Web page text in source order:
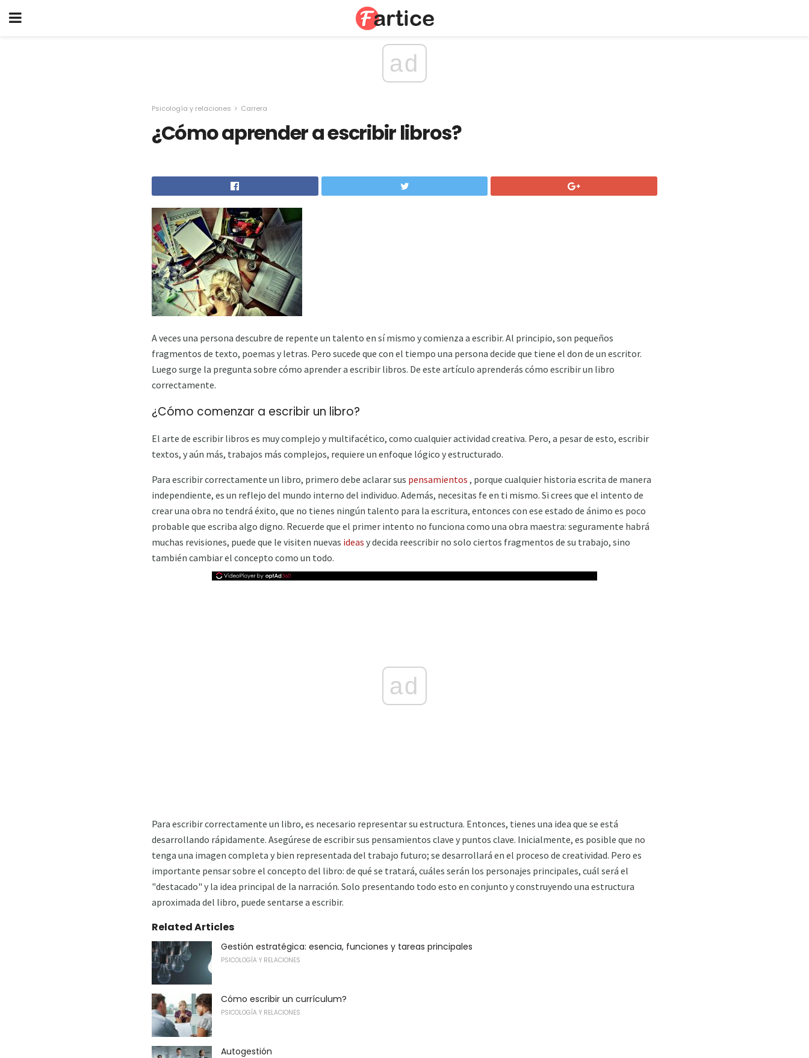
ad
Psicología y relaciones Carrera
¿Cómo aprender a escribir libros?
A veces una persona descubre de repente un talento en sí mismo y comienza a escribir. Al principio, son pequeños
fragmentos de texto, poemas y letras. Pero sucede que con el tiempo una persona decide que tiene el don de un escritor.
Luego surge la pregunta sobre cómo aprender a escribir libros. De este artículo aprenderás cómo escribir un libro
correctamente.
¿Cómo comenzar a escribir un libro?
El arte de escribir libros es muy complejo y multifacético, como cualquier actividad creativa. Pero, a pesar de esto, escribir
textos, y aún más, trabajos más complejos, requiere un enfoque lógico y estructurado.
Para escribir correctamente un libro, primero debe aclarar sus pensamientos , porque cualquier historia escrita de manera
independiente, es un reflejo del mundo interno del individuo. Además, necesitas fe en ti mismo. Si crees que el intento de
crear una obra no tendrá éxito, que no tienes ningún talento para la escritura, entonces con ese estado de ánimo es poco
probable que escriba algo digno. Recuerde que el primer intento no funciona como una obra maestra: seguramente habrá
muchas revisiones, puede que le visiten nuevas ideas y decida reescribir no solo ciertos fragmentos de su trabajo, sino
también cambiar el concepto como un todo.
ad
Para escribir correctamente un libro, es necesario representar su estructura. Entonces, tienes una idea que se está
desarrollando rápidamente. Asegúrese de escribir sus pensamientos clave y puntos clave. Inicialmente, es posible que no
tenga una imagen completa y bien representada del trabajo futuro; se desarrollará en el proceso de creatividad. Pero es
importante pensar sobre el concepto del libro: de qué se tratará, cuáles serán los personajes principales, cuál será el
"destacado" y la idea principal de la narración. Solo presentando todo esto en conjunto y construyendo una estructura
aproximada del libro, puede sentarse a escribir.
Related Articles
Gestión estratégica: esencia, funciones y tareas principales
PSICOLOGÍA Y RELACIONES
Cómo escribir un currículum?
PSICOLOGÍA Y RELACIONES
Autogestión